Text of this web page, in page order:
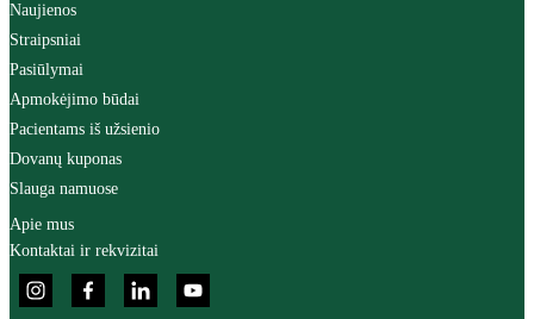
Naujienos
Straipsniai
Pasiūlymai
Apmokėjimo būdai
Pacientams iš užsienio
Dovanų kuponas
Slauga namuose
Apie mus
Kontaktai ir rekvizitai